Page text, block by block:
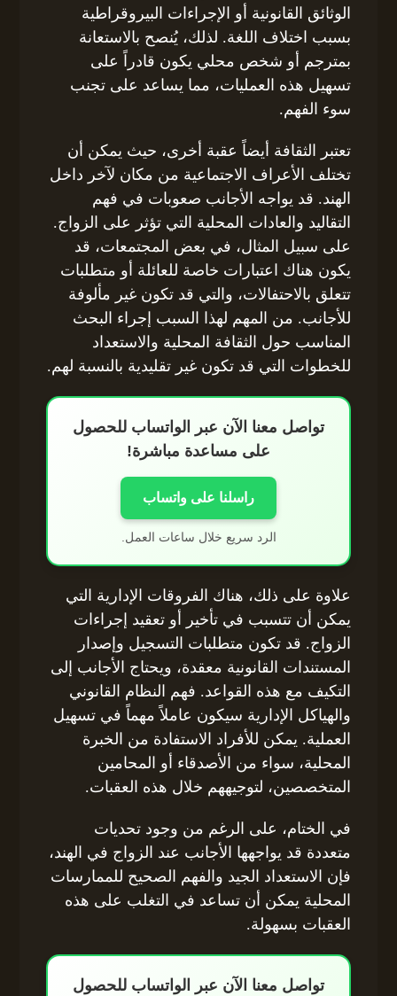
الوثائق القانونية أو الإجراءات البيروقراطية
بسبب اختلاف اللغة. لذلك، يُنصح بالاستعانة
بمترجم أو شخص محلي يكون قادراً على
تسهيل هذه العمليات، مما يساعد على تجنب
سوء الفهم.
تعتبر الثقافة أيضاً عقبة أخرى، حيث يمكن أن
تختلف الأعراف الاجتماعية من مكان لآخر داخل
الهند. قد يواجه الأجانب صعوبات في فهم
التقاليد والعادات المحلية التي تؤثر على الزواج.
على سبيل المثال، في بعض المجتمعات، قد
يكون هناك اعتبارات خاصة للعائلة أو متطلبات
تتعلق بالاحتفالات، والتي قد تكون غير مألوفة
للأجانب. من المهم لهذا السبب إجراء البحث
المناسب حول الثقافة المحلية والاستعداد
للخطوات التي قد تكون غير تقليدية بالنسبة لهم.
تواصل معنا الآن عبر الواتساب للحصول
على مساعدة مباشرة!
راسلنا على واتساب
الرد سريع خلال ساعات العمل.
علاوة على ذلك، هناك الفروقات الإدارية التي
يمكن أن تتسبب في تأخير أو تعقيد إجراءات
الزواج. قد تكون متطلبات التسجيل وإصدار
المستندات القانونية معقدة، ويحتاج الأجانب إلى
التكيف مع هذه القواعد. فهم النظام القانوني
والهياكل الإدارية سيكون عاملاً مهماً في تسهيل
العملية. يمكن للأفراد الاستفادة من الخبرة
المحلية، سواء من الأصدقاء أو المحامين
المتخصصين، لتوجيههم خلال هذه العقبات.
في الختام، على الرغم من وجود تحديات
متعددة قد يواجهها الأجانب عند الزواج في الهند،
فإن الاستعداد الجيد والفهم الصحيح للممارسات
المحلية يمكن أن تساعد في التغلب على هذه
العقبات بسهولة.
تواصل معنا الآن عبر الواتساب للحصول